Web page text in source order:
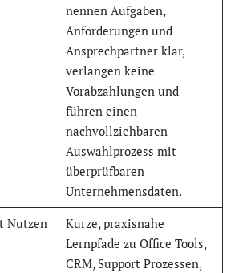
nennen Aufgaben,
Anforderungen und
Ansprechpartner klar,
verlangen keine
Vorabzahlungen und
führen einen
nachvollziehbaren
Auswahlprozess mit
überprüfbaren
Unternehmensdaten.
Nutzen
Kurze, praxisnahe
Lernpfade zu Office Tools,
CRM, Support Prozessen,